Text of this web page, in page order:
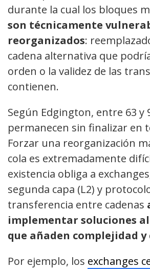
durante la cual los bloques
son técnicamente
reorganizados:
cadena alternativa que
orden o la validez de las
contienen.
Según Edgington, entre 63 y
permanecen sin finalizar en
Forzar una reorganización
cola es extremadamente
existencia obliga a
segunda capa (L2) y
transferencia entre cadenas
implementar soluciones
que añaden complejidad y
Por ejemplo, los exchanges